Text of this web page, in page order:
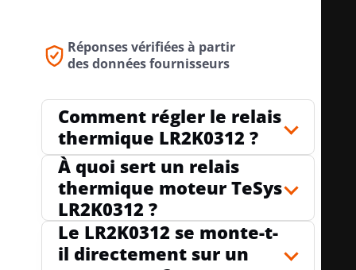
Réponses vérifiées à partir
des données fournisseurs
Comment régler le relais
thermique LR2K0312 ?
À quoi sert un relais
thermique moteur TeSys
LR2K0312 ?
Le LR2K0312 se monte-t-
il directement sur un